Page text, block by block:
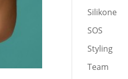
Silikone
SOS
Styling
Team